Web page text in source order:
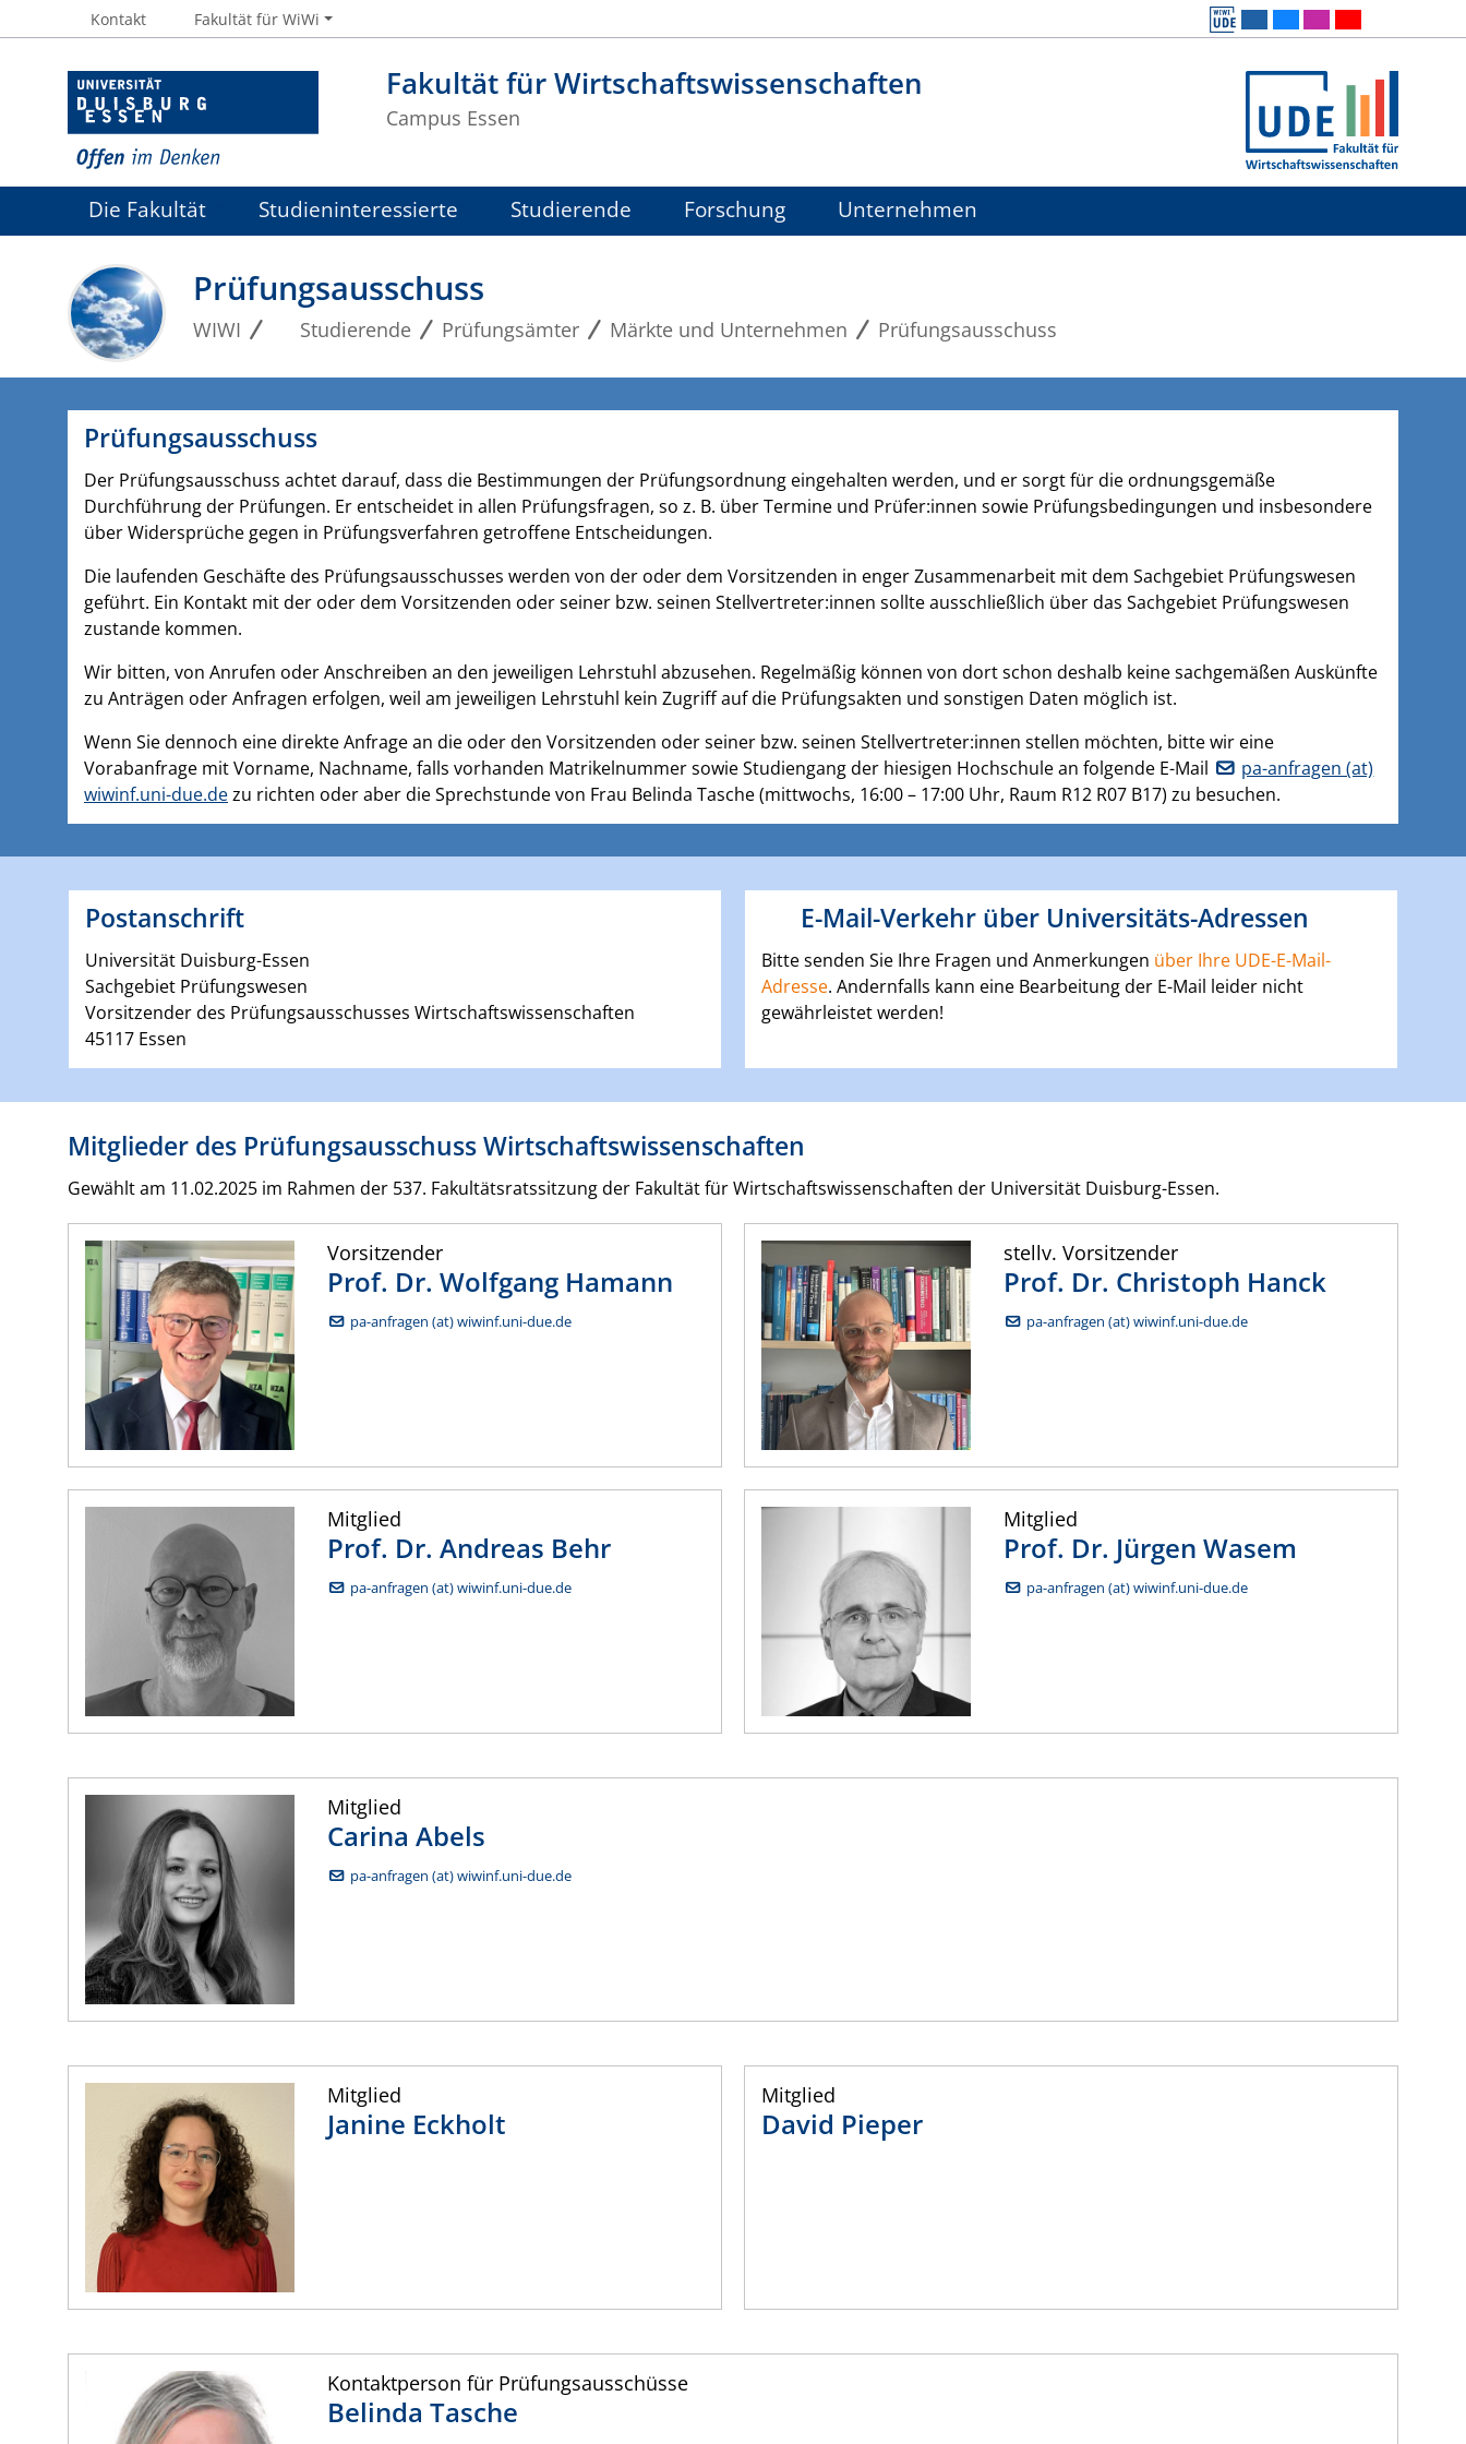
Fakultät für Wirtschaftswissenschaften
Campus Essen
Kontakt Fakultät für WiWi
Die Fakultät Studieninteressierte Studierende Forschung Unternehmen
Prüfungsausschuss
WIWI Studierende Prüfungsämter Märkte und Unternehmen Prüfungsausschuss
Prüfungsausschuss
Der Prüfungsausschuss achtet darauf, dass die Bestimmungen der Prüfungsordnung eingehalten werden, und er sorgt für die ordnungsgemäße
Durchführung der Prüfungen. Er entscheidet in allen Prüfungsfragen, so z. B. über Termine und Prüfer:innen sowie Prüfungsbedingungen und insbesondere
über Widersprüche gegen in Prüfungsverfahren getroffene Entscheidungen.
Die laufenden Geschäfte des Prüfungsausschusses werden von der oder dem Vorsitzenden in enger Zusammenarbeit mit dem Sachgebiet Prüfungswesen
geführt. Ein Kontakt mit der oder dem Vorsitzenden oder seiner bzw. seinen Stellvertreter:innen sollte ausschließlich über das Sachgebiet Prüfungswesen
zustande kommen.
Wir bitten, von Anrufen oder Anschreiben an den jeweiligen Lehrstuhl abzusehen. Regelmäßig können von dort schon deshalb keine sachgemäßen Auskünfte
zu Anträgen oder Anfragen erfolgen, weil am jeweiligen Lehrstuhl kein Zugriff auf die Prüfungsakten und sonstigen Daten möglich ist.
Wenn Sie dennoch eine direkte Anfrage an die oder den Vorsitzenden oder seiner bzw. seinen Stellvertreter:innen stellen möchten, bitte wir eine
Vorabanfrage mit Vorname, Nachname, falls vorhanden Matrikelnummer sowie Studiengang der hiesigen Hochschule an folgende E-Mail
pa-anfragen (at)
wiwinf.uni-due.dezu richten oder aber die Sprechstunde von Frau Belinda Tasche (mittwochs, 16:00 – 17:00 Uhr, Raum R12 R07 B17) zu besuchen.
Postanschrift
Universität Duisburg-Essen
Sachgebiet Prüfungswesen
Vorsitzender des Prüfungsausschusses Wirtschaftswissenschaften
45117 Essen
E-Mail-Verkehr über Universitäts-Adressen
Bitte senden Sie Ihre Fragen und Anmerkungen über Ihre UDE-E-Mail-
Adresse. Andernfalls kann eine Bearbeitung der E-Mail leider nicht
gewährleistet werden!
Mitglieder des Prüfungsausschuss Wirtschaftswissenschaften
Gewählt am 11.02.2025 im Rahmen der 537. Fakultätsratssitzung der Fakultät für Wirtschaftswissenschaften der Universität Duisburg-Essen.
Vorsitzender
Prof. Dr. Wolfgang Hamann
pa-anfragen (at) wiwinf.uni-due.de
stellv. Vorsitzender
Prof. Dr. Christoph Hanck
pa-anfragen (at) wiwinf.uni-due.de
Mitglied
Prof. Dr. Andreas Behr
pa-anfragen (at) wiwinf.uni-due.de
Mitglied
Prof. Dr. Jürgen Wasem
pa-anfragen (at) wiwinf.uni-due.de
Mitglied
Carina Abels
pa-anfragen (at) wiwinf.uni-due.de
Mitglied
Janine Eckholt
Mitglied
David Pieper
Kontaktperson für Prüfungsausschüsse
Belinda Tasche